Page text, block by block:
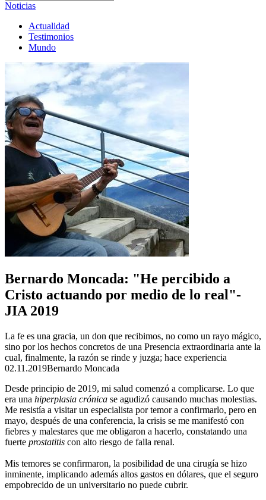
Noticias
Actualidad
Testimonios
Mundo
Bernardo Moncada: "He percibido a
Cristo actuando por medio de lo real"-
JIA 2019
La fe es una gracia, un don que recibimos, no como un rayo mágico,
sino por los hechos concretos de una Presencia extraordinaria ante la
cual, finalmente, la razón se rinde y juzga; hace experiencia
02.11.2019Bernardo Moncada
Desde principio de 2019, mi salud comenzó a complicarse. Lo que
era una hiperplasia crónica se agudizó causando muchas molestias.
Me resistía a visitar un especialista por temor a confirmarlo, pero en
mayo, después de una conferencia, la crisis se me manifestó con
fiebres y malestares que me obligaron a hacerlo, constatando una
fuerte prostatitis con alto riesgo de falla renal.
Mis temores se confirmaron, la posibilidad de una cirugía se hizo
inminente, implicando además altos gastos en dólares, que el seguro
empobrecido de un universitario no puede cubrir.